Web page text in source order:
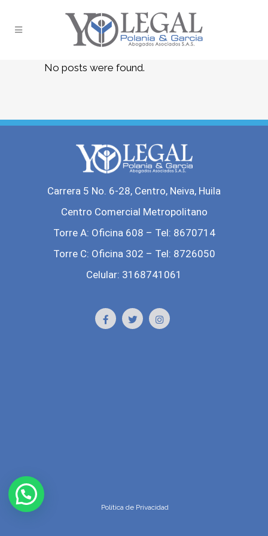
No posts were found.
Carrera 5 No. 6-28, Centro, Neiva, Huila
Centro Comercial Metropolitano
Torre A: Oficina 608 – Tel: 8670714
Torre C: Oficina 302 – Tel: 8726050
Celular: 3168741061
Política de Privacidad